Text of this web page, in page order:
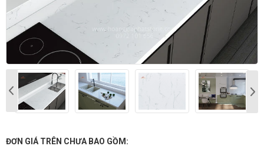
ĐƠN GIÁ TRÊN CHƯA BAO GỒM: